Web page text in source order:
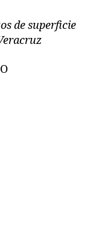
de superficie